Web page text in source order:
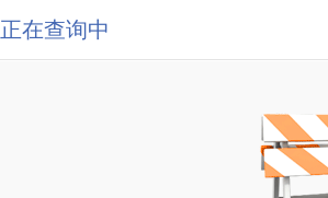
正在查询中